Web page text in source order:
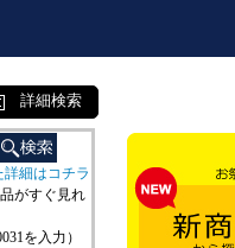
詳細検索
細はコチラ
がすぐ見れ
を入力）